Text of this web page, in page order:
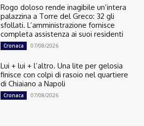
Rogo doloso rende inagibile un’intera
palazzina a Torre del Greco: 32 gli
sfollati. L’amministrazione fornisce
completa assistenza ai suoi residenti
Cronaca 07/08/2026
Lui + lui + l’altro. Una lite per gelosia
finisce con colpi di rasoio nel quartiere
di Chiaiano a Napoli
Cronaca 07/08/2026